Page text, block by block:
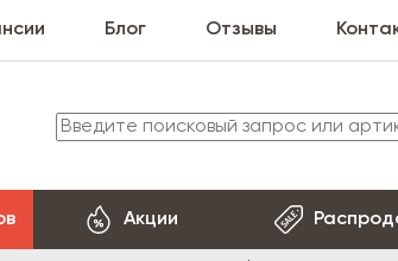
Блог Отзывы
Акции